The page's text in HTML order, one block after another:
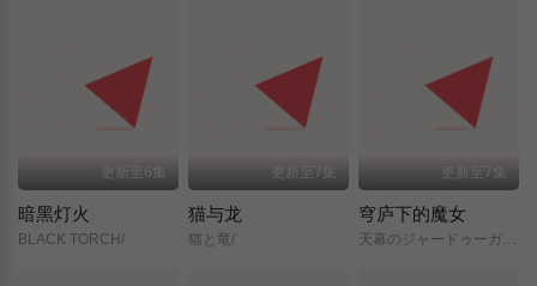
更新至6集
暗黑灯火
BLACK TORCH/
更新至7集
猫与龙
猫と竜/
更新至7集
穹庐下的魔女
天幕のジャードゥーガル/